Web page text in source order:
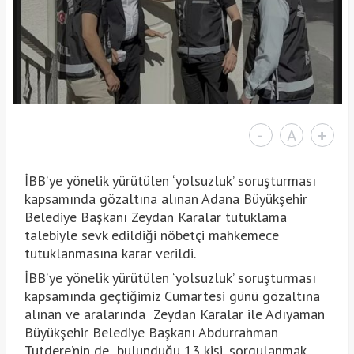
- A +
İBB’ye yönelik yürütülen ‘yolsuzluk’ soruşturması
kapsamında gözaltına alınan Adana Büyükşehir
Belediye Başkanı Zeydan Karalar tutuklama
talebiyle sevk edildiği nöbetçi mahkemece
tutuklanmasına karar verildi.
İBB’ye yönelik yürütülen ‘yolsuzluk’ soruşturması
kapsamında geçtiğimiz Cumartesi günü gözaltına
alınan ve aralarında Zeydan Karalar ile Adıyaman
Büyükşehir Belediye Başkanı Abdurrahman
Tutdere’nin de bulunduğu 13 kişi, sorgulanmak